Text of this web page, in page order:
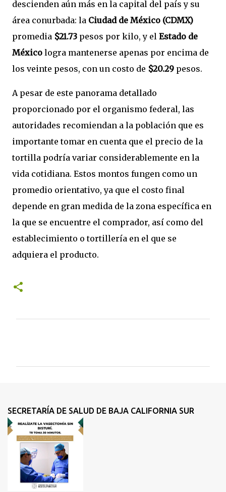
descienden aún más en la capital del país y su
área conurbada: la Ciudad de México (CDMX)
promedia $21.73 pesos por kilo, y el Estado de
México logra mantenerse apenas por encima de
los veinte pesos, con un costo de $20.29 pesos.
A pesar de este panorama detallado
proporcionado por el organismo federal, las
autoridades recomiendan a la población que es
importante tomar en cuenta que el precio de la
tortilla podría variar considerablemente en la
vida cotidiana. Estos montos fungen como un
promedio orientativo, ya que el costo final
depende en gran medida de la zona específica en
la que se encuentre el comprador, así como del
establecimiento o tortillería en el que se
adquiera el producto.
t
a
r
o
SECRETARÍA DE SALUD DE BAJA CALIFORNIA SUR